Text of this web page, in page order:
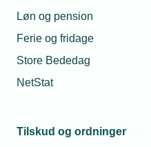
Løn og pension
Ferie og fridage
Store Bededag
NetStat
Tilskud og ordninger